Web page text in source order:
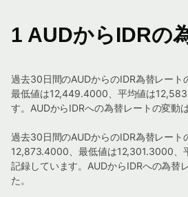
1 AUDからIDRの
過去30日間のAUDからのIDR為替レート
最低値は12,449.4000、平均値は
す。AUDからIDRへの為替レートの変動
過去30日間のAUDからのIDR為替レート
12,873.4000、最低値は12,301.3000、
記録しています。AUDからIDRへの為替
た。